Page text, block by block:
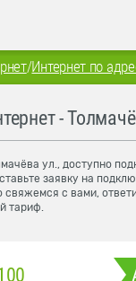
/Интернет по
-
ул., доступно
заявку на
свяжемся с вами,
тариф.